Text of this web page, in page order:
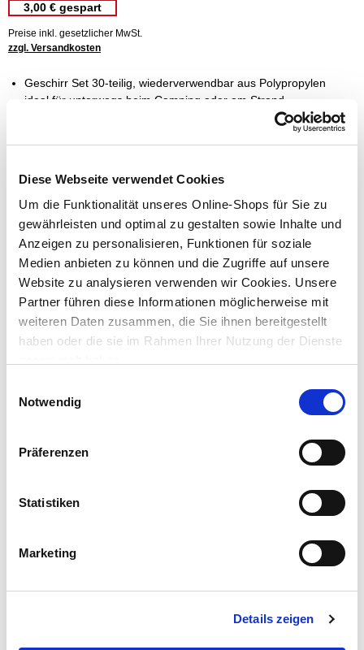
Diese Webseite verwendet Cookies
Um die Funktionalität unseres Online-Shops für Sie zu
gewährleisten und optimal zu gestalten sowie Inhalte und
Anzeigen zu personalisieren, Funktionen für soziale
Medien anbieten zu können und die Zugriffe auf unsere
Website zu analysieren verwenden wir Cookies. Unsere
Partner führen diese Informationen möglicherweise mit
weiteren Daten zusammen, die Sie ihnen bereitgestellt
haben oder die sie im Rahmen Ihrer Nutzung der Dienste
Notwendig
Präferenzen
Statistiken
Marketing
Details zeigen
3,00 € gespart
Preise inkl. gesetzlicher MwSt.
zzgl. Versandkosten
Geschirr Set 30-teilig, wiederverwendbar aus Polypropylen
ideal für unterwegs beim Camping oder am Strand
Verfügbarkeit in deinem Markt.
Um Abholung im Markt nutzen zu können, wähle zunächst
einen Markt
Verfügbarkeit:
Jetzt prüfen und Markt auswählen
Menge
Das 30-teilige Geschirr Set aus Polypropylen eignet sich gut für
unterwegs beim Camping, Gartenfeiern oder am Strand. Das
Bewertungen